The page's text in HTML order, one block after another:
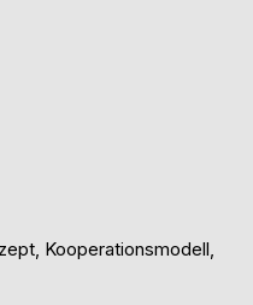
Kooperationsmodell,